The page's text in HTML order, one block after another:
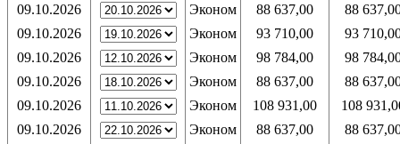
09.10.2026
Эконом 88 637,00
88
09.10.2026
Эконом 93 710,00
93
09.10.2026
Эконом 98 784,00
98
09.10.2026
Эконом 88 637,00
88
09.10.2026
Эконом 108 931,00
108
09.10.2026
Эконом 88 637,00
88